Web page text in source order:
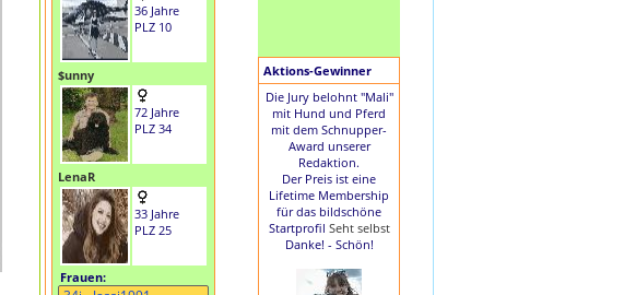
36 Jahre
PLZ 10
$unny
72 Jahre
PLZ 34
LenaR
33 Jahre
PLZ 25
Frauen:
Aktions-Gewinner
Die Jury belohnt "Mali"
mit Hund und Pferd
mit dem Schnupper-
Award unserer
Redaktion.
Der Preis ist eine
Lifetime Membership
für das bildschöne
Startprofil Seht selbst
Danke! - Schön!